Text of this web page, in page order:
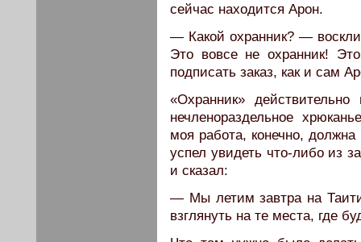
сейчас находится Арон.
— Какой охранник? —
Это вовсе не охранник!
подписать заказ, как и сам
«Охранник»
нечленораздельное
моя работа, конечно,
успел увидеть что-либо из
и сказал:
— Мы летим завтра на
взглянуть на те места, где